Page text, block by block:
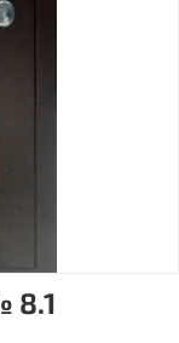
8.1